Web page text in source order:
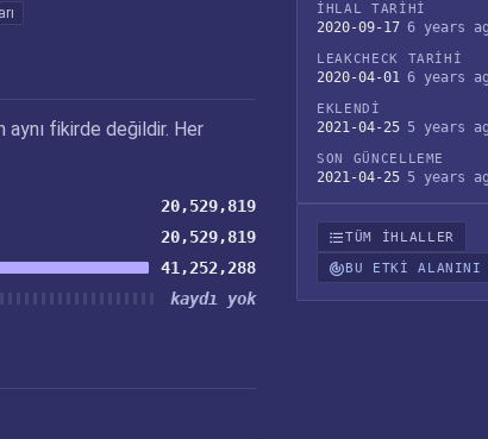
aynı fikirde değildir. Her
20,529,819
20,529,819
41,252,288
kaydı yok
İHLAL TARIHI
2020-09-17 6 years
LEAKCHECK TARIHI
2020-04-01 6 years
EKLENDI
2021-04-25 5 years
SON GÜNCELLEME
2021-04-25 5 years
TÜM IHLALLER
BU ETKI ALANINI